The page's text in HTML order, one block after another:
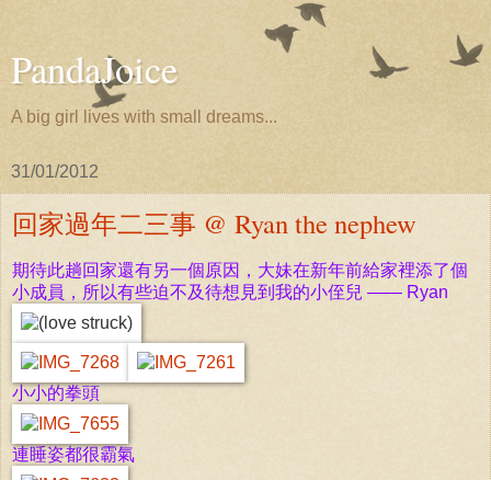
PandaJoice
A big girl lives with small dreams...
31/01/2012
回家過年二三事 @ Ryan the nephew
期待此趟回家還有另一個原因，大妹在新年前給家裡添了個
小成員，所以有些迫不及待想見到我的小侄兒 —— Ryan
小小的拳頭
連睡姿都很霸氣